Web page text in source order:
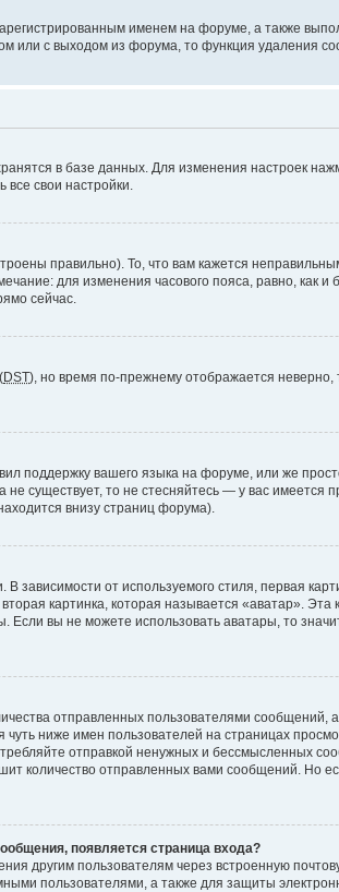
именем на форуме, а также
или с выходом из форума, то функция удаления
в базе данных. Для изменения настроек
свои настройки.
правильно). То, что вам кажется
для изменения часового пояса, равно, как
сейчас.
DST), но время по-прежнему отображается неверно,
поддержку вашего языка на форуме, или же
существует, то не стесняйтесь — у вас
внизу страниц форума).
зависимости от используемого стиля, первая
картинка, которая называется «аватар».
Если вы не можете использовать аватары, то
отправленных пользователями
ниже имен пользователей на страницах
отправкой ненужных и бессмысленных
количество отправленных вами сообщений. Но
появляется страница входа?
другим пользователям через встроенную
пользователями, а также для защиты